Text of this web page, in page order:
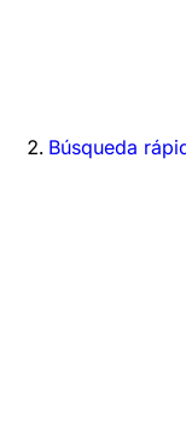
Búsqueda